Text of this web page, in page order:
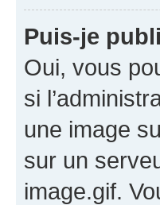
Puis-je
Oui, vous
si
une image
sur un
image.gif.